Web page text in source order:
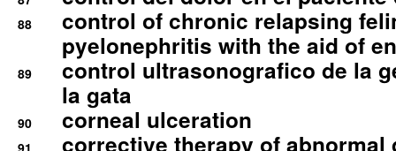
88
control of chronic relapsing
pyelonephritis with the aid of
89
control ultrasonografico de la
la gata
90 corneal ulceration
corrective therapy of abnormal